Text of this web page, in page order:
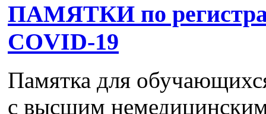
ПАМЯТКИ по
COVID-19
Памятка для
с высшим